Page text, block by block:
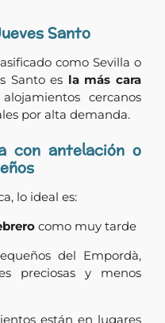
Santo
como Sevilla o
Santo es la más cara
cercanos
por alta demanda.
con antelación o
lo ideal es:
como muy tarde
del Empordà,
preciosas y menos
están en lugares